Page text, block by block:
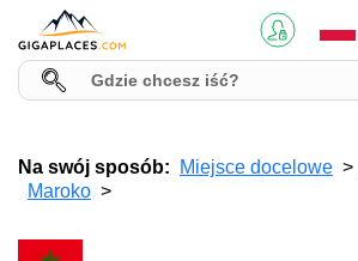
Na swój sposób: Miejsce docelowe
Maroko